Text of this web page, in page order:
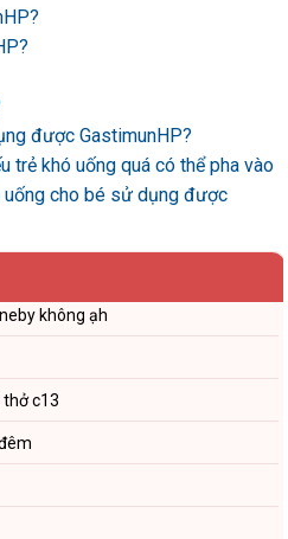
được GastimunHP?
trẻ khó uống quá có thể pha vào
cho bé sử dụng được
không ạh
thở c13